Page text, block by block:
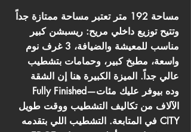
مساحة 192 متر تعتبر مساحة ممتازة جداً
وتتيح توزيع داخلي مريح: ريسبشن كبير
مناسب للمعيشة والضيافة، 3 غرف نوم
واسعة، مطبخ كبير، وحمامات بتشطيب
عالي جداً. الميزة الكبيرة هنا إن الشقة
Fully Finished—وده بيوفر عليك مئات
الآلاف من تكاليف التشطيب ووقت طويل
في المتابعة. التشطيب اللي بتقدمه CITY